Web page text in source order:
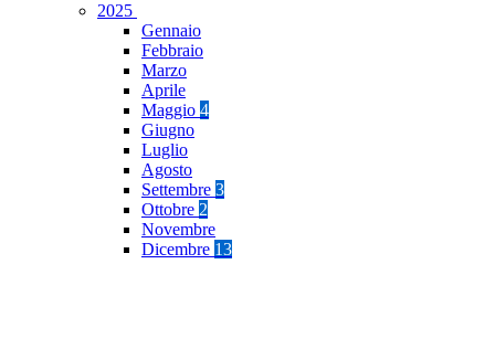
2025
Gennaio
Febbraio
Marzo
Aprile
Maggio 4
Giugno
Luglio
Agosto
Settembre 3
Ottobre 2
Novembre
Dicembre 13